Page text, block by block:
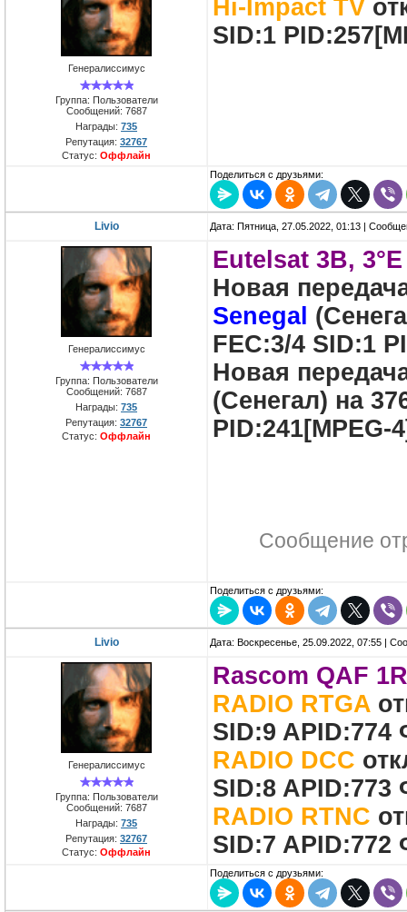
Генералиссимус
Группа: Пользователи
Сообщений: 7687
Награды: 735
Репутация: 32767
Статус: Оффлайн
Hi-Impact TV
SID:1
Поделиться с друзьями:
Livio Дата: Пятница, 27.05.2022, 01:13 |
Генералиссимус
Группа: Пользователи
Сообщений: 7687
Награды: 735
Репутация: 32767
Статус: Оффлайн
Eutelsat 3B, 3°E
Новая
Senegal
FEC:3/4 SID:1
Новая
(Сенегал) на
PID:241[MPEG-
Сообщение
Поделиться с друзьями:
Livio Дата: Воскресенье, 25.09.2022, 07:55 |
Генералиссимус
Группа: Пользователи
Сообщений: 7687
Награды: 735
Репутация: 32767
Статус: Оффлайн
Rascom QAF
RADIO RTGA
SID:9 APID:774
RADIO DCC
SID:8 APID:773
RADIO RTNC
SID:7 APID:772
Поделиться с друзьями: